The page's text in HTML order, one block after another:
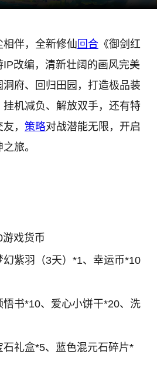
相伴，全新修仙 回合《御剑红
改编，清新壮阔的画风完美
府、回归田园，打造极品装
机减负、解放双手，还有特
， 策略对战潜能无限，开启
旅。
戏货币
紫羽（3天）*1、幸运币*10
书*10、爱心小饼干*20、洗
礼盒*5、蓝色混元石碎片*